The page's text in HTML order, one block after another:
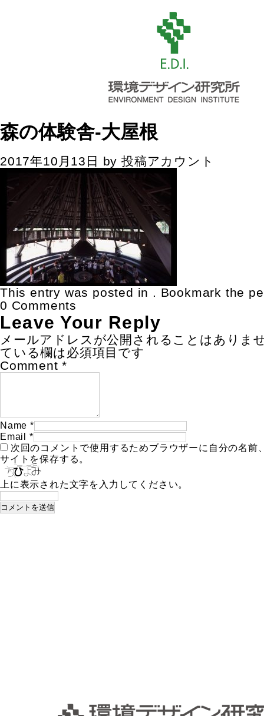
森の体験舎-大屋根
2017年10月13日 by投稿アカウント
This entry was posted in . Bookmark the
0 Comments
Leave Your Reply
メールアドレスが公開されることはありま
ている欄は必須項目です
Comment *
Name *
Email
*
次回のコメントで使用するためブラウザーに自分の名前
サイトを保存する。
上に表示された文字を入力してください。